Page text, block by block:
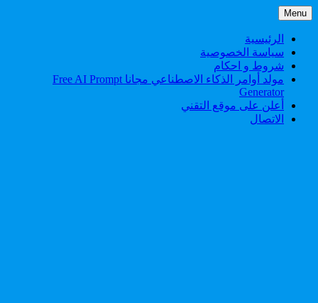
Skip
to
content
Menu
الرئيسية
سياسة الخصوصية
شروط و احكام
مولد أوامر الذكاء الاصطناعي مجانا Free AI Prompt
Generator
أعلن على موقع التقني
الاتصال